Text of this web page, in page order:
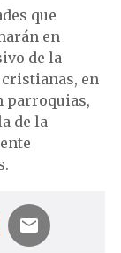
que
en
de la
en
parroquias,
de la